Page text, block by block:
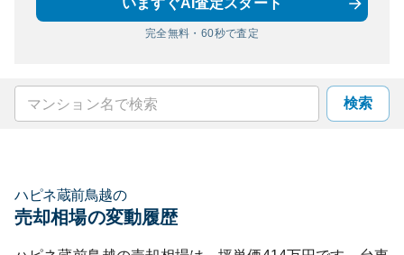
いますぐAI査定スタート
完全無料・60秒で査定
検索
ハピネ蔵前鳥越の
売却相場の変動履歴